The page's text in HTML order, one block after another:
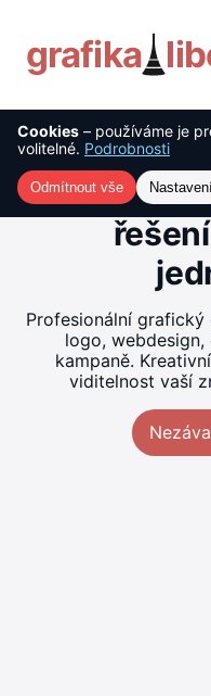
grafika
O nás
Služby
Cookies – používáme je
volitelné. Podrobnosti
Odmítnout vše
Tvorba
Profesionální grafický
logo,
kampaně.
viditelnost vaší